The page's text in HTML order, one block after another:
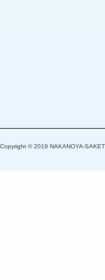
Copyright © 2019 NAKANOYA-